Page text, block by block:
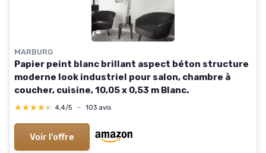
MARBURG
Papier peint blanc brillant aspect béton structure
moderne look industriel pour salon, chambre à
coucher, cuisine, 10,05 x 0,53 m Blanc.
★★★★★
★★★★★ 4,4/5 — 103 avis
Voir l'offre